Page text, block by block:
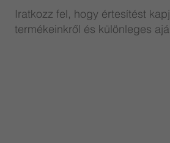
Iratkozz fel, hogy értesítést
termékeinkről és különleges